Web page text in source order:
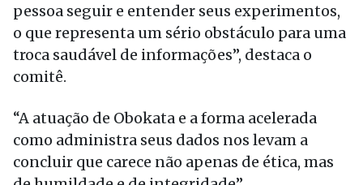
pessoa seguir e entender seus experimentos,
o que representa um sério obstáculo para uma
troca saudável de informações”, destaca o
comitê.
“A atuação de Obokata e a forma acelerada
como administra seus dados nos levam a
concluir que carece não apenas de ética, mas